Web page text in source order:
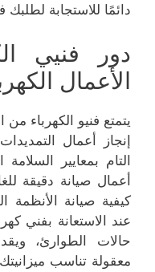
دائمًا للاستجابة
دور فنيي
الأعمال
يتمتع فنيو الكهرباء
إنجاز أعمال
التام بمعايير
أعمال صيانة دقيقة
كيفية صيانة الأنظمة
عند الاستعانة بفني
حالات الطوارئ،
معقولة تناسب